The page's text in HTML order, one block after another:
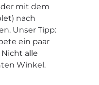
mit dem
nach
Unser Tipp:
ein paar
alle
Winkel.